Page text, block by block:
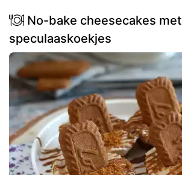
No-bake cheesecakes met
speculaaskoekjes